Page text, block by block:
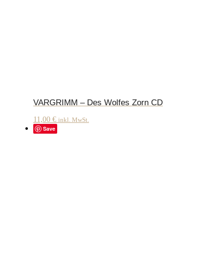
VARGRIMM – Des Wolfes Zorn CD
11,00 € inkl. MwSt.
Save